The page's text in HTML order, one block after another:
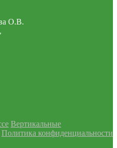
О.В.
Вертикальные
Политика конфиденциальности